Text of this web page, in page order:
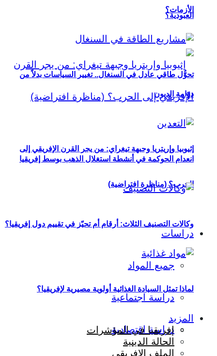
العبودية؟
إثيوبيا وإريتريا وجبهة تيغراي: من يجر القرن الإفريقي إلى
الحرب؟ (مناظرة افتراضية)
دراسات
جميع المواد
دراسة اجتماعية
دراسة اقتصادية
الأزمات؟
تحوُّل طاقي عادل في السنغال.. تغيير السياسات بدلاً من
دوّامة الديون
انعدام الحوكمة في أنشطة استغلال الذهب بوسط إفريقيا
وكالات التصنيف الثلاث: أرقام أم تحيّز في تقييم دول إفريقيا؟
لماذا تمثل السيادة الغذائية أولوية مصيرية لإفريقيا؟
المزيد
إفريقيا في المؤشرات
الحالة الدينية
الملف الإفريقي